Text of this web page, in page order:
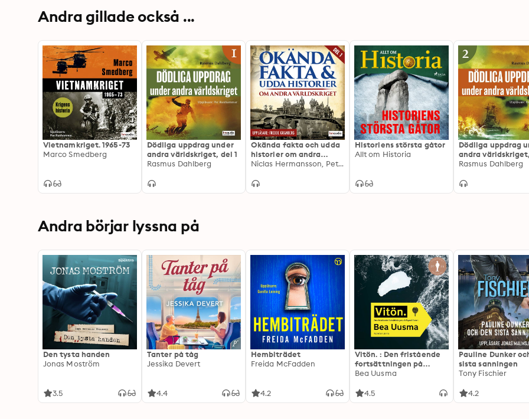
Andra gillade också ...
Vietnamkriget. 1965-73
Marco Smedberg
Dödliga uppdrag under
andra världskriget, del 1
Rasmus Dahlberg
Okända fakta och udda
historier om andra
världskriget, del 1
Niclas Hermansson, Peter Ryberg
Historiens största gåtor
Allt om Historia
Dödliga uppdrag
andra
Rasmus Dahlberg
Andra börjar lyssna på
Den tysta handen
Jonas Moström
3.5
Tanter på tåg
Jessika Devert
4.4
Hembiträdet
Freida McFadden
4.2
Vitön. : Den fristående
fortsättningen på
Expeditionen
Bea Uusma
4.5
Pauline Dunker
sista sanningen
Tony Fischier
4.2